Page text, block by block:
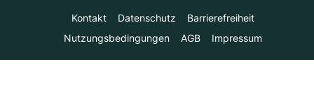
Kontakt Datenschutz
Barrierefreiheit
Nutzungsbedingungen
AGB Impressum